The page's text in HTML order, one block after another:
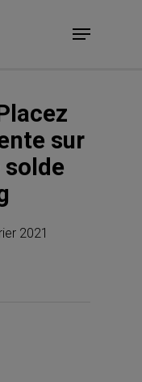
Menu
sur
solde
2021